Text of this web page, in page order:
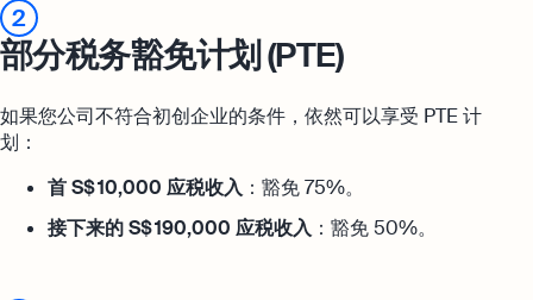
2
部分税务豁免计划 (PTE)
如果您公司不符合初创企业的条件，依然可以享受 PTE 计
划：
首 S$ 10,000 应税收入 ：豁免 75%。
接下来的 S$ 190,000 应税收入 ：豁免 50%。